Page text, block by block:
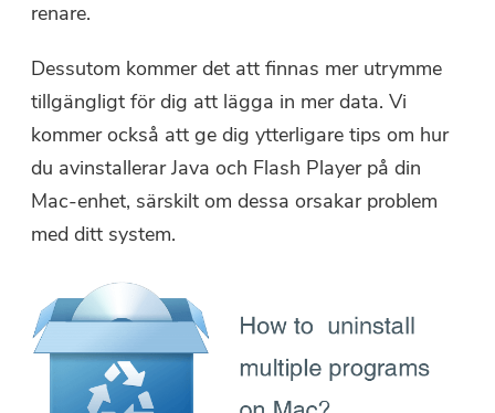
renare.
Dessutom kommer det att finnas mer utrymme
tillgängligt för dig att lägga in mer data. Vi
kommer också att ge dig ytterligare tips om hur
du avinstallerar Java och Flash Player på din
Mac-enhet, särskilt om dessa orsakar problem
med ditt system.